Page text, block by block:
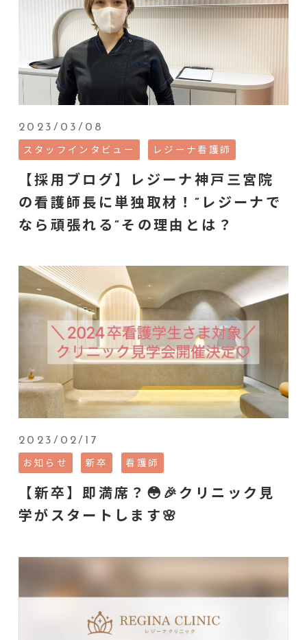
2023/03/08
スタッフインタビュー レジーナ看護師
【採用ブログ】レジーナ神戸三宮院
の看護師長に単独取材！”レジーナで
なら頑張れる”その理由とは？
2023/02/17
お知らせ 新卒 看護師
【新卒】即満席？😳🎉クリニック見
学がスタートします🌸